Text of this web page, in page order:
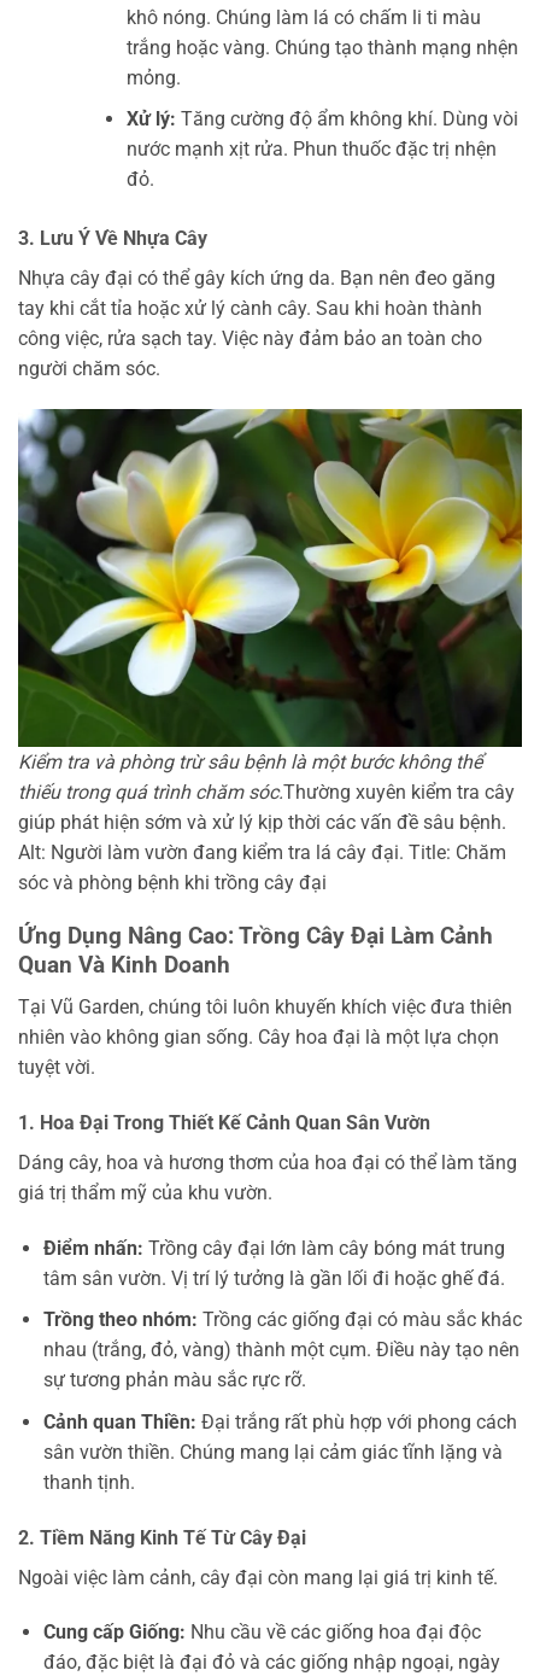
khô nóng. Chúng làm lá có chấm li ti màu
trắng hoặc vàng. Chúng tạo thành mạng nhện
mỏng.
Xử lý: Tăng cường độ ẩm không khí. Dùng vòi
nước mạnh xịt rửa. Phun thuốc đặc trị nhện
đỏ.
3. Lưu Ý Về Nhựa Cây
Nhựa cây đại có thể gây kích ứng da. Bạn nên đeo găng
tay khi cắt tỉa hoặc xử lý cành cây. Sau khi hoàn thành
công việc, rửa sạch tay. Việc này đảm bảo an toàn cho
người chăm sóc.
Kiểm tra và phòng trừ sâu bệnh là một bước không thể
thiếu trong quá trình chăm sóc.Thường xuyên kiểm tra cây
giúp phát hiện sớm và xử lý kịp thời các vấn đề sâu bệnh.
Alt: Người làm vườn đang kiểm tra lá cây đại. Title: Chăm
sóc và phòng bệnh khi trồng cây đại
Ứng Dụng Nâng Cao: Trồng Cây Đại Làm Cảnh
Quan Và Kinh Doanh
Tại Vũ Garden, chúng tôi luôn khuyến khích việc đưa thiên
nhiên vào không gian sống. Cây hoa đại là một lựa chọn
tuyệt vời.
1. Hoa Đại Trong Thiết Kế Cảnh Quan Sân Vườn
Dáng cây, hoa và hương thơm của hoa đại có thể làm tăng
giá trị thẩm mỹ của khu vườn.
Điểm nhấn: Trồng cây đại lớn làm cây bóng mát trung
tâm sân vườn. Vị trí lý tưởng là gần lối đi hoặc ghế đá.
Trồng theo nhóm: Trồng các giống đại có màu sắc khác
nhau (trắng, đỏ, vàng) thành một cụm. Điều này tạo nên
sự tương phản màu sắc rực rỡ.
Cảnh quan Thiền: Đại trắng rất phù hợp với phong cách
sân vườn thiền. Chúng mang lại cảm giác tĩnh lặng và
thanh tịnh.
2. Tiềm Năng Kinh Tế Từ Cây Đại
Ngoài việc làm cảnh, cây đại còn mang lại giá trị kinh tế.
Cung cấp Giống: Nhu cầu về các giống hoa đại độc
đáo, đặc biệt là đại đỏ và các giống nhập ngoại, ngày